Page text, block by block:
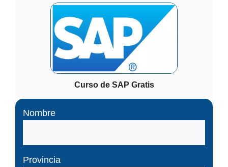
Curso de SAP Gratis
Nombre
Provincia